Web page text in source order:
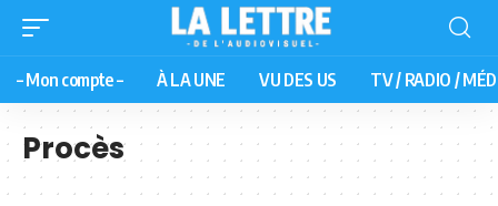
– Mon compte – À LA UNE VU DES US TV / RADIO /
Procès